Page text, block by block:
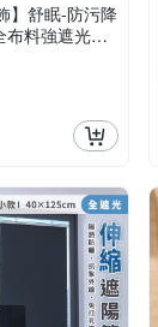
】舒眠-防污降
布料強遮光窗
一窗2片-
簾/拉簾/門簾/